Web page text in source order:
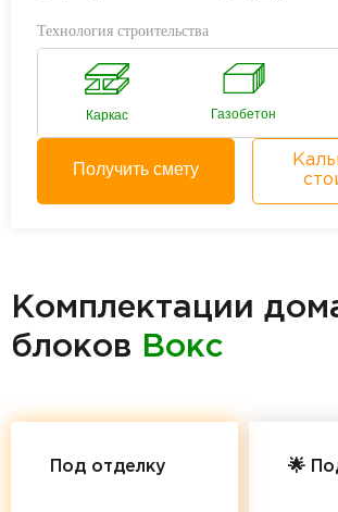
Технология строительства
Каркас Газобетон
Получить смету
Комплектации
блоков Вокс
Под отделку 🌟